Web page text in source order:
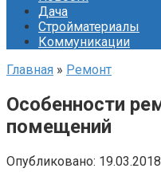
Дача
Стройматериалы
Коммуникации
Главная » Ремонт
Особенности
помещений
Опубликовано: 19.03.2018